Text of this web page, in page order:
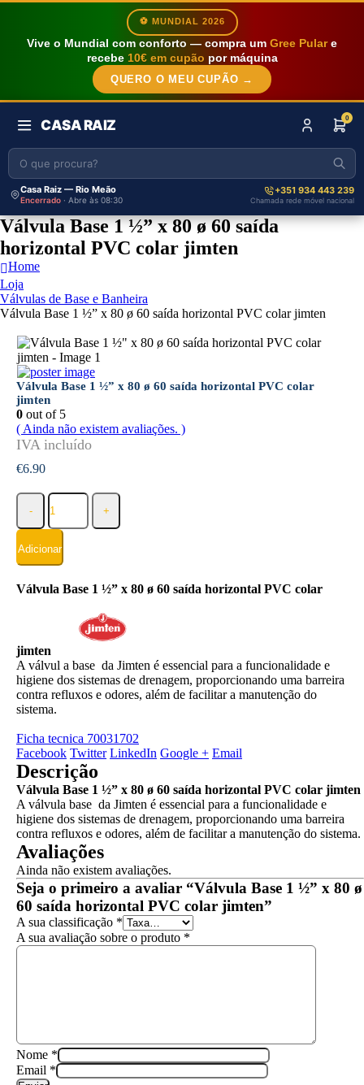
⚽ MUNDIAL 2026
Vive o Mundial com conforto — compra um Gree Pulare
recebe 10€ em cupão por máquina
QUERO O MEU CUPÃO →
CASA RAIZ 0
Casa Raiz — Rio Meão
Encerrado · Abre às 08:30
+351 934 443 239
Chamada rede móvel nacional
Válvula Base 1 ½” x 80 ø 60 saída
horizontal PVC colar jimten
Home
Loja
Válvulas de Base e Banheira
Válvula Base 1 ½” x 80 ø 60 saída horizontal PVC colar jimten
Válvula Base 1 ½” x 80 ø 60 saída horizontal PVC colar
jimten
0 out of 5
( Ainda não existem avaliações. )
€6.90
- +
Adicionar
Válvula Base 1 ½” x 80 ø 60 saída horizontal PVC colar
jimten
A válvul a base da Jimten é essencial para a funcionalidade e
higiene dos sistemas de drenagem, proporcionando uma barreira
contra refluxos e odores, além de facilitar a manutenção do
sistema.
Ficha tecnica 70031702
Facebook Twitter LinkedIn Google + Email
Descrição
Válvula Base 1 ½” x 80 ø 60 saída horizontal PVC colar jimten
A válvula base da Jimten é essencial para a funcionalidade e
higiene dos sistemas de drenagem, proporcionando uma barreira
contra refluxos e odores, além de facilitar a manutenção do sistema.
Avaliações
Ainda não existem avaliações.
Seja o primeiro a avaliar “Válvula Base 1 ½” x 80 ø
60 saída horizontal PVC colar jimten”
A sua classificação *
A sua avaliação sobre o produto *
Nome *
Email *